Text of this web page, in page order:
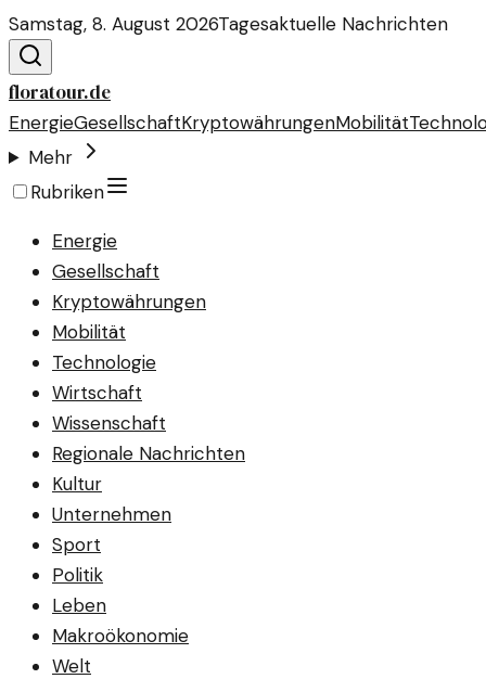
Samstag, 8. August 2026Tagesaktuelle Nachrichten
floratour.de
EnergieGesellschaftKryptowährungenMobilität
Mehr
Rubriken
Energie
Gesellschaft
Kryptowährungen
Mobilität
Technologie
Wirtschaft
Wissenschaft
Regionale Nachrichten
Kultur
Unternehmen
Sport
Politik
Leben
Makroökonomie
Welt